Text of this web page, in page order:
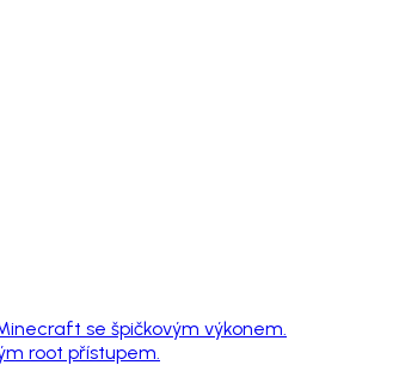
se špičkovým výkonem.
root přístupem.